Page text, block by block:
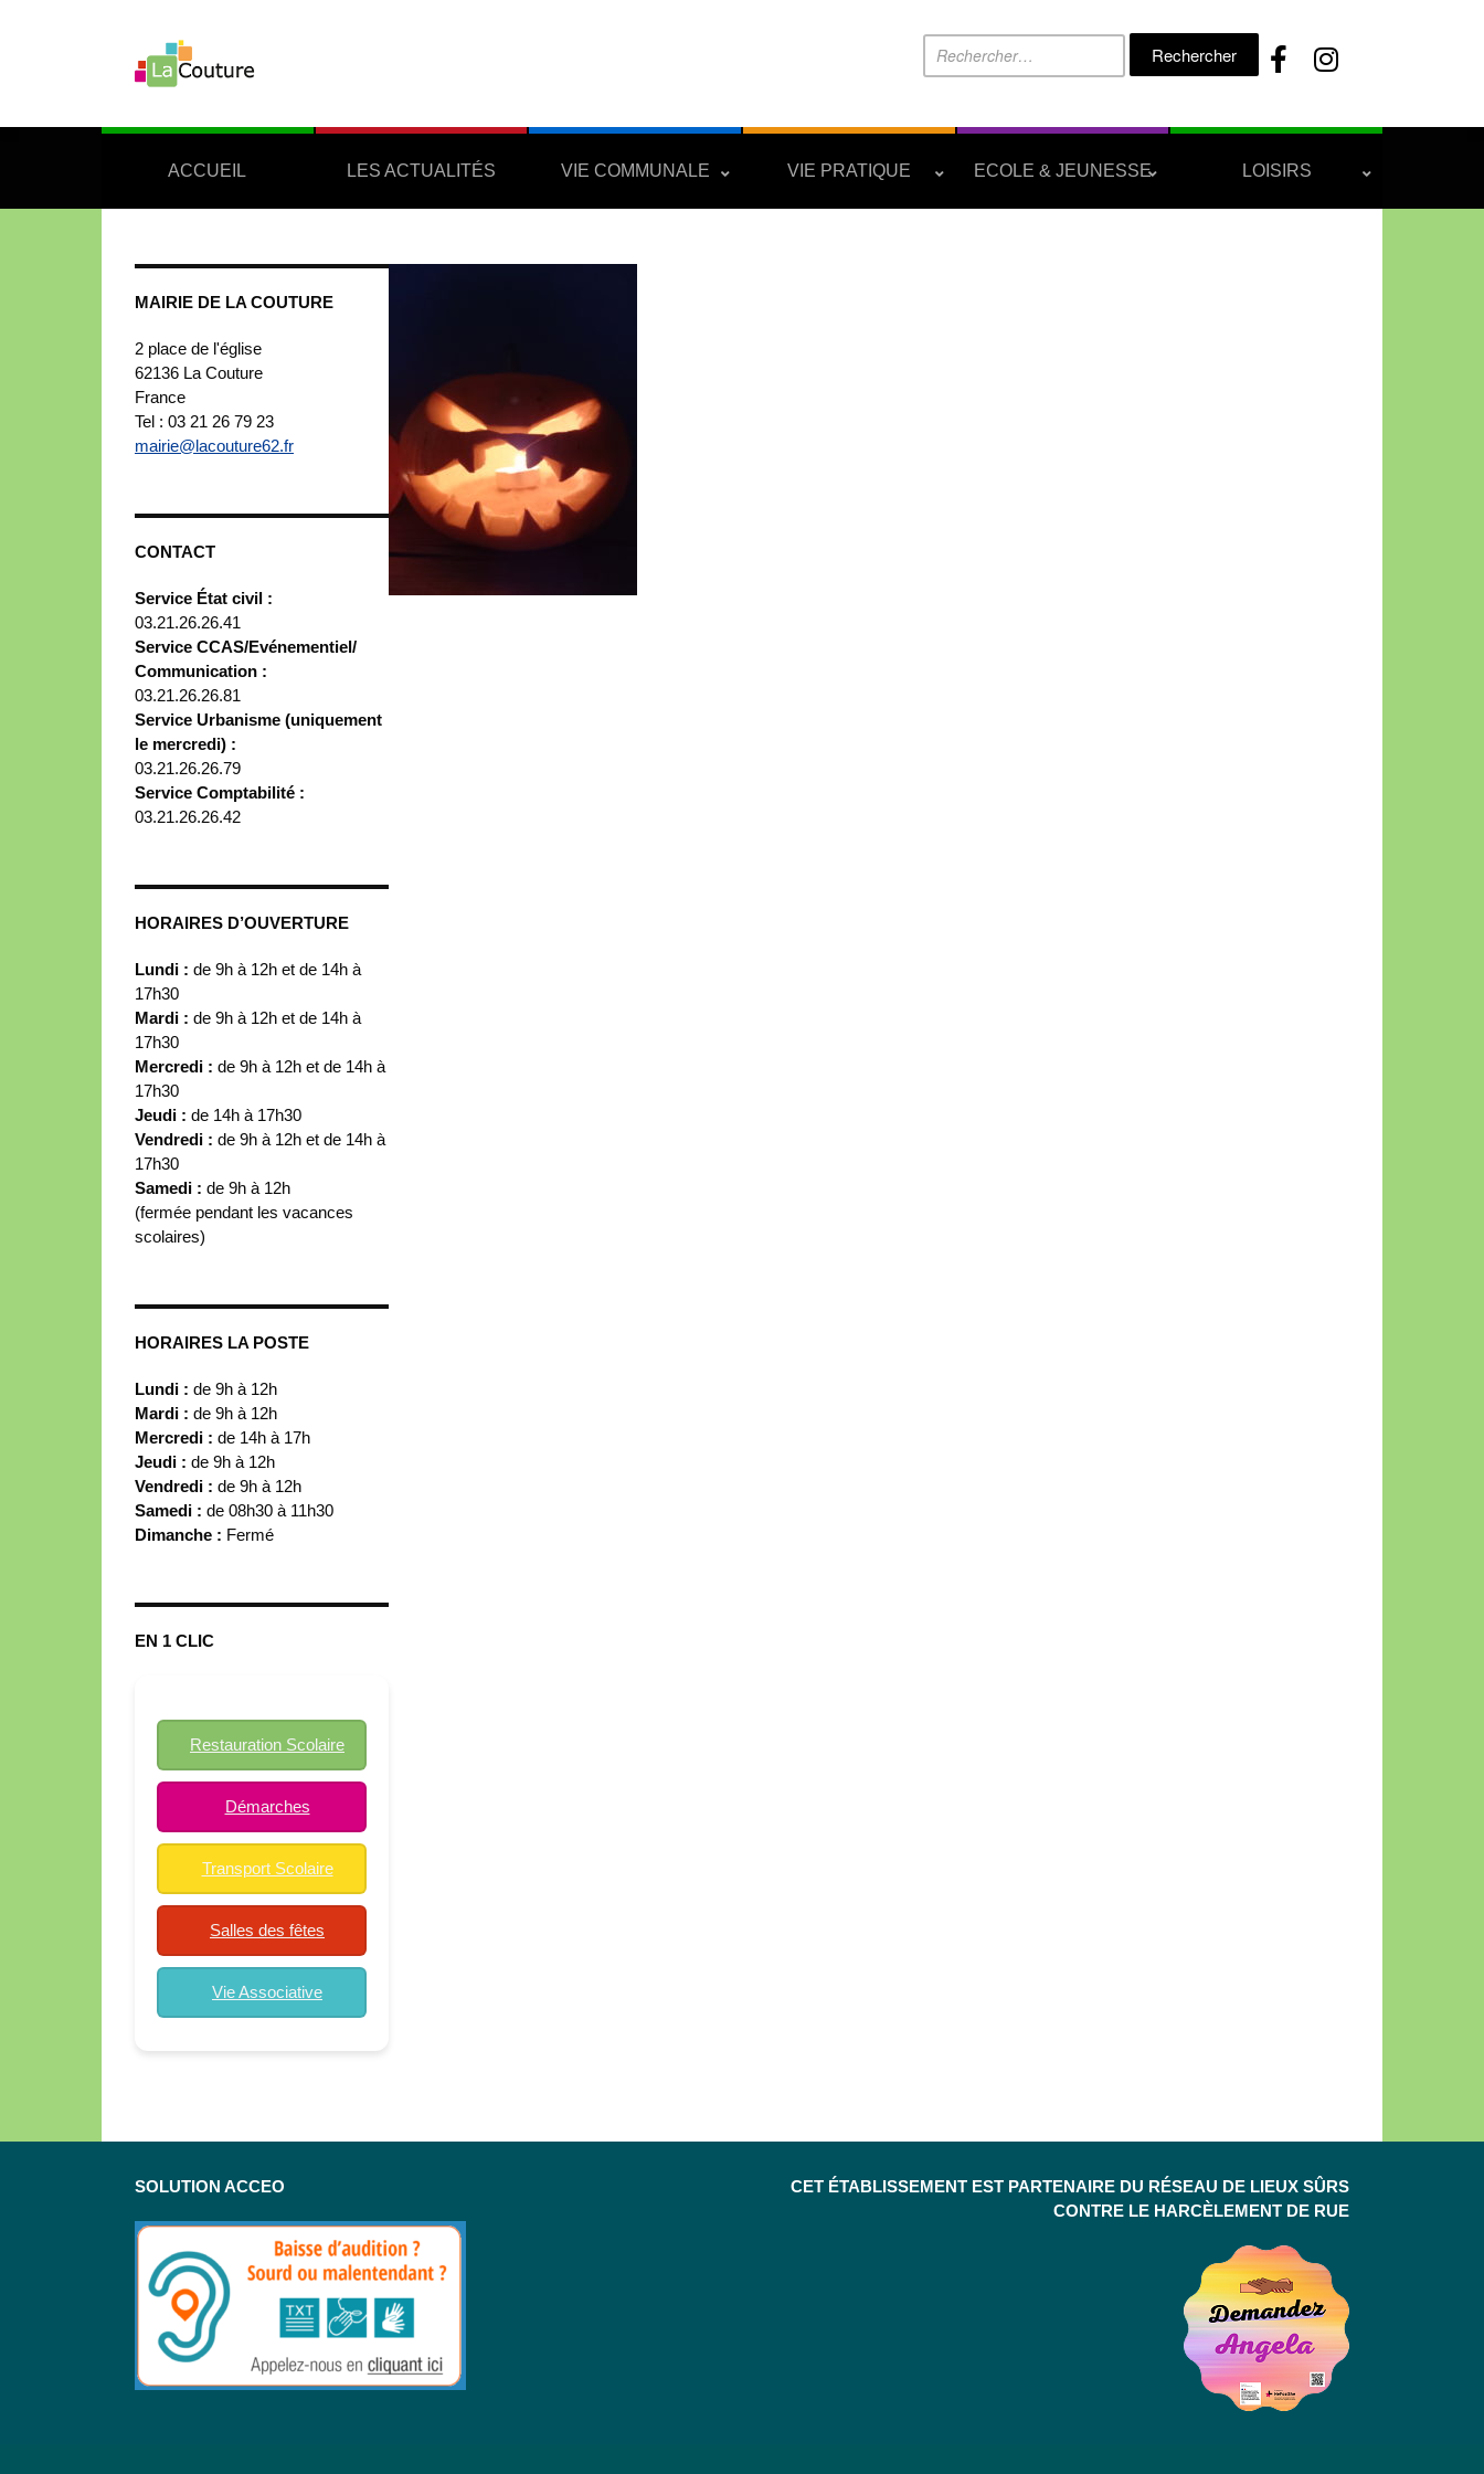
Rechercher :
ACCUEIL LES ACTUALITÉS VIE COMMUNALE VIE PRATIQUE ECOLE & JEUNESSE LOISIRS
MAIRIE DE LA COUTURE
2 place de l'église
62136 La Couture
France
Tel : 03 21 26 79 23
mairie@lacouture62.fr
CONTACT
Service État civil :
03.21.26.26.41
Service CCAS/Evénementiel/
Communication :
03.21.26.26.81
Service Urbanisme (uniquement
le mercredi) :
03.21.26.26.79
Service Comptabilité :
03.21.26.26.42
HORAIRES D’OUVERTURE
Lundi : de 9h à 12h et de 14h à
17h30
Mardi : de 9h à 12h et de 14h à
17h30
Mercredi : de 9h à 12h et de 14h à
17h30
Jeudi : de 14h à 17h30
Vendredi : de 9h à 12h et de 14h à
17h30
Samedi : de 9h à 12h
(fermée pendant les vacances
scolaires)
HORAIRES LA POSTE
Lundi : de 9h à 12h
Mardi : de 9h à 12h
Mercredi : de 14h à 17h
Jeudi : de 9h à 12h
Vendredi : de 9h à 12h
Samedi : de 08h30 à 11h30
Dimanche : Fermé
EN 1 CLIC
Restauration Scolaire
Démarches
Transport Scolaire
Salles des fêtes
Vie Associative
SOLUTION ACCEO
CET ÉTABLISSEMENT EST PARTENAIRE DU RÉSEAU DE LIEUX SÛRS
CONTRE LE HARCÈLEMENT DE RUE